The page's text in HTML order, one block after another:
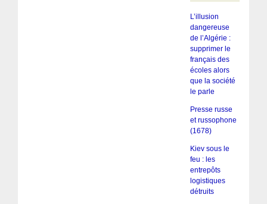
L’illusion
dangereuse
de l’Algérie :
supprimer le
français des
écoles alors
que la société
le parle
Presse russe
et russophone
(1678)
Kiev sous le
feu : les
entrepôts
logistiques
détruits